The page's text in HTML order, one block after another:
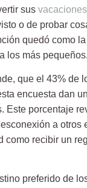
sus vacaciones
o de probar
quedó como
los más pequeños.
que el 43% de
encuesta dan
Este porcentaje
a otros
como recibir un
preferido de